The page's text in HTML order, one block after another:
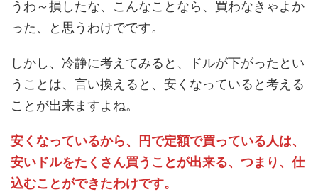
うわ～損したな、こんなことなら、買わなきゃよか
った、と思うわけでです。
しかし、冷静に考えてみると、ドルが下がったとい
うことは、言い換えると、安くなっていると考える
ことが出来ますよね。
安くなっているから、円で定額で買っている人は、
安いドルをたくさん買うことが出来る、つまり、仕
込むことができたわけです。